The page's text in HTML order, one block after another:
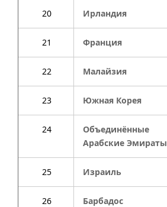
20 Ирландия
21 Франция
22 Малайзия
23 Южная Корея
24
Объединённые
Арабские Эмираты
25 Израиль
26 Барбадос